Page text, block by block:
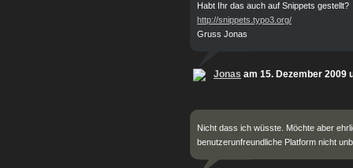
Habt Ihr das auch auf Snippets gestellt?
http://snippets.typo3.org/
Gruss Jonas
Jonas am 15. Dezember 2009
Nicht dass ich wüsste. Möchte aber
benutzerunfreundliche Platform nicht